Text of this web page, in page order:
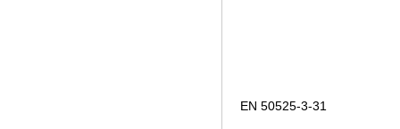
EN 50525-3-31